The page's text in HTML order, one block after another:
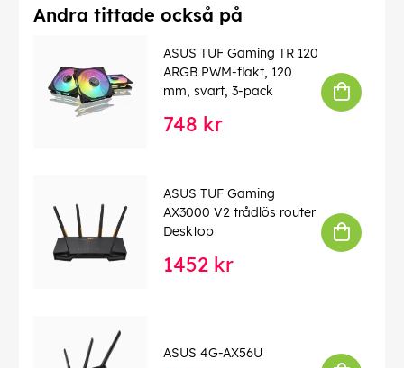
Andra tittade också på
ASUS TUF Gaming TR 120
ARGB PWM-fläkt, 120
mm, svart, 3-pack
748 kr
ASUS TUF Gaming
AX3000 V2 trådlös router
Desktop
1452 kr
ASUS 4G-AX56U